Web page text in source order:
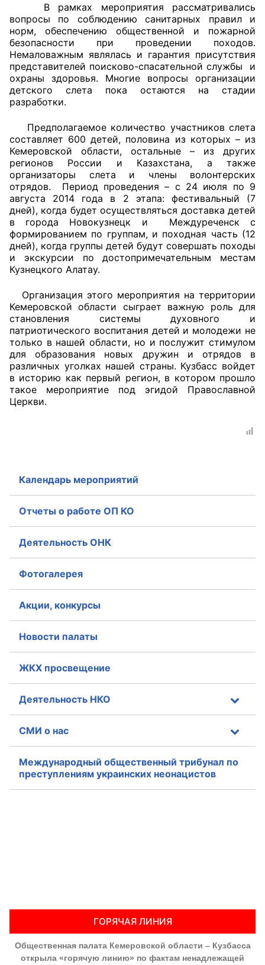
Документы ОП КО
Регламент ОП КО
Кодекс этики ОП КО
Положения
Соглашения
Рекомендации
Порядок работы ЦОН
Аппарат ОП КО
УСТАВ ГКУ “АППАРАТ ОП КО”
Доходы руководителя за 2024 г.
В рамках мероприятия рассматривались
вопросы по соблюдению санитарных правил и
норм, обеспечению общественной и пожарной
безопасности при проведении походов.
Немаловажным являлась и гарантия присутствия
представителей поисково-спасательной службы и
охраны здоровья. Многие вопросы организации
детского слета пока остаются на стадии
разработки.
Предполагаемое количество участников слета
составляет 600 детей, половина из которых – из
Кемеровской области, остальные – из других
регионов России и Казахстана, а также
организаторы слета и члены волонтерских
отрядов. Период проведения – с 24 июля по 9
августа 2014 года в 2 этапа: фестивальный (7
дней), когда будет осуществляться доставка детей
в города Новокузнецк и Междуреченск с
формированием по группам, и походная часть (12
дней), когда группы детей будут совершать походы
и экскурсии по достопримечательным местам
Кузнецкого Алатау.
Организация этого мероприятия на территории
Кемеровской области сыграет важную роль для
становления системы духовного и
патриотического воспитания детей и молодежи не
только в нашей области, но и послужит стимулом
для образования новых дружин и отрядов в
различных уголках нашей страны. Кузбасс войдет
в историю как первый регион, в котором прошло
такое мероприятие под эгидой Православной
Церкви.
Календарь мероприятий
Отчеты о работе ОП КО
Деятельность ОНК
Фотогалерея
Акции, конкурсы
Новости палаты
ЖКХ просвещение
Деятельность НКО
СМИ о нас
Международный общественный трибунал по
преступлениям украинских неонацистов
ГОРЯЧАЯ ЛИНИЯ
Общественная палата Кемеровской области – Кузбасса
открыла «горячую линию» по фактам ненадлежащей